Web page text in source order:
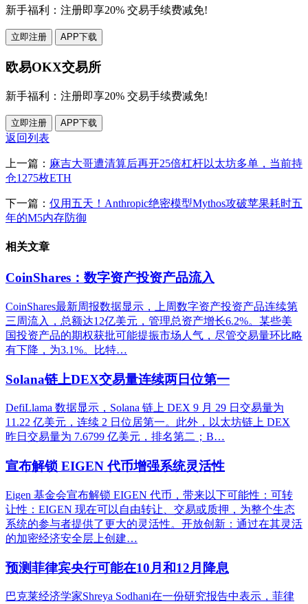
新手福利： 注册即享20% 交易手续费减免!
立即注册 APP下载
欧易OKX交易所
新手福利： 注册即享20% 交易手续费减免!
立即注册 APP下载
返回列表
上一篇： 麻吉大哥遭清算后再开25倍杠杆以太坊多单，当前持
仓1275枚ETH
下一篇： 仅用五天！Anthropic绝密模型Mythos攻破苹果耗时五
年的M5内存防御
相关文章
CoinShares：数字资产投资产品流入
CoinShares最新周报数据显示，上周数字资产投资产品连续第
三周流入，总额达12亿美元，管理总资产增长6.2%。某些美
国投资产品的期权获批可能提振市场人气，尽管交易量环比略
有下降，为3.1%。比特…
Solana链上DEX交易量连续两日位第一
DefiLlama 数据显示，Solana 链上 DEX 9 月 29 日交易量为
11.22 亿美元，连续 2 日位居第一。此外，以太坊链上 DEX
昨日交易量为 7.6799 亿美元，排名第二；B…
宣布解锁 EIGEN 代币增强系统灵活性
Eigen 基金会宣布解锁 EIGEN 代币，带来以下可能性：可转
让性：EIGEN 现在可以自由转让、交易或质押，为整个生态
系统的参与者提供了更大的灵活性。开放创新：通过在其灵活
的加密经济安全层上创建…
预测菲律宾央行可能在10月和12月降息
巴克莱经济学家Shreya Sodhani在一份研究报告中表示，菲律